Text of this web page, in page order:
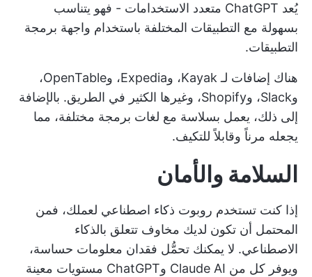
يُعد ChatGPT متعدد الاستخدامات - فهو يتناسب
بسهولة مع التطبيقات المختلفة باستخدام واجهة برمجة
التطبيقات.
هناك إضافات لـ Kayak، وExpedia، وOpenTable،
وSlack، وShopify، وغيرها الكثير في الطريق. بالإضافة
إلى ذلك، يعمل بسلاسة مع لغات برمجة مختلفة، مما
يجعله مرناً وقابلاً للتكيف.
السلامة والأمان
إذا كنت تستخدم روبوت ذكاء اصطناعي لعملك، فمن
المحتمل أن تكون لديك مخاوف تتعلق بالذكاء
الاصطناعي. لا يمكنك تحمُّل فقدان معلومات حساسة،
ويوفر كل من Claude AI وChatGPT مستويات معينة